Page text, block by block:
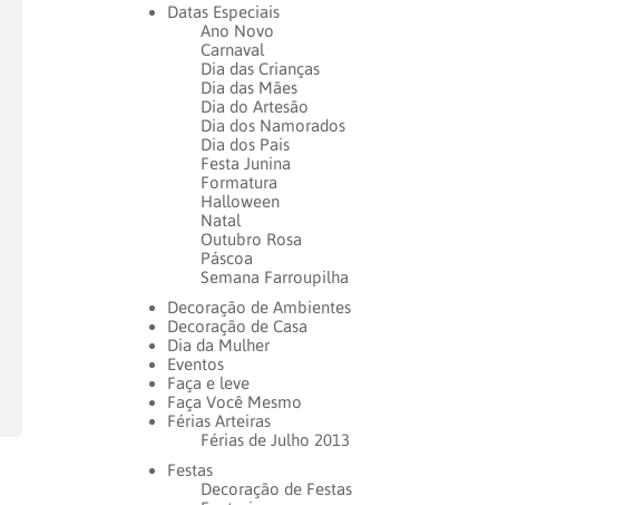
Datas Especiais
Ano Novo
Carnaval
Dia das Crianças
Dia das Mães
Dia do Artesão
Dia dos Namorados
Dia dos Pais
Festa Junina
Formatura
Halloween
Natal
Outubro Rosa
Páscoa
Semana Farroupilha
Decoração de Ambientes
Decoração de Casa
Dia da Mulher
Eventos
Faça e leve
Faça Você Mesmo
Férias Arteiras
Férias de Julho 2013
Festas
Decoração de Festas